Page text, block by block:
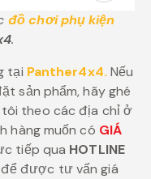
đồ chơi phụ kiện
.
tại Panther4x4. Nếu
sản phẩm, hãy ghé
tôi theo các địa chỉ ở
hàng muốn có GIÁ
tiếp qua HOTLINE
được tư vấn giá